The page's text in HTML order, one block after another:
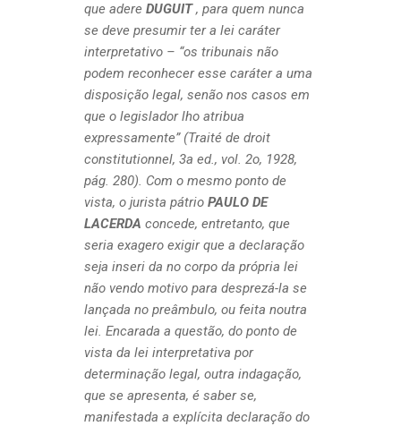
que adere DUGUIT, para quem nunca
se deve presumir ter a lei caráter
interpretativo – “os tribunais não
podem reconhecer esse caráter a uma
disposição legal, senão nos casos em
que o legislador lho atribua
expressamente” (Traité de droit
constitutionnel, 3a ed., vol. 2o, 1928,
pág. 280). Com o mesmo ponto de
vista, o jurista pátrio PAULO DE
LACERDA concede, entretanto, que
seria exagero exigir que a declaração
seja inseri da no corpo da própria lei
não vendo motivo para desprezá-la se
lançada no preâmbulo, ou feita noutra
lei. Encarada a questão, do ponto de
vista da lei interpretativa por
determinação legal, outra indagação,
que se apresenta, é saber se,
manifestada a explícita declaração do